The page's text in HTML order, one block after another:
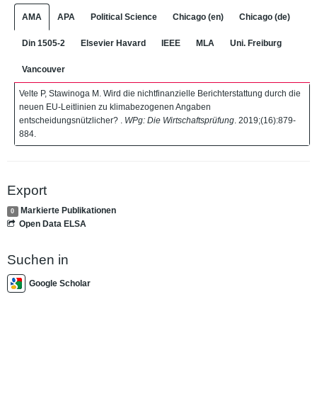
AMA APA Political Science Chicago (en) Chicago (de)
Din 1505-2 Elsevier Havard IEEE MLA Uni. Freiburg
Vancouver
Velte P, Stawinoga M. Wird die nichtfinanzielle Berichterstattung durch die
neuen EU-Leitlinien zu klimabezogenen Angaben
entscheidungsnützlicher? . WPg: Die Wirtschaftsprüfung . 2019;(16):879-
884.
Export
0
Markierte Publikationen
Open Data ELSA
Suchen in
Google Scholar